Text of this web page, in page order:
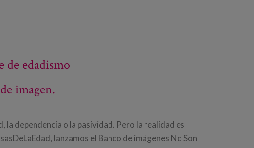
de edadismo
imagen.
dependencia o la pasividad. Pero la realidad es
lanzamos el Banco de imágenes No Son